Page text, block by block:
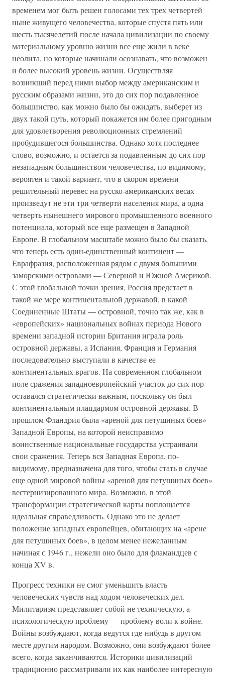
временем мог быть решен голосами тех трех четвертей
ныне живущего человечества, которые спустя пять или
шесть тысячелетий после начала цивилизации по своему
материальному уровню жизни все еще жили в веке
неолита, но которые начинали осознавать, что возможен
и более высокий уровень жизни. Осуществляя
возникший перед ними выбор между американским и
русским образами жизни, это до сих пор подавленное
большинство, как можно было бы ожидать, выберет из
двух такой путь, который покажется им более пригодным
для удовлетворения революционных стремлений
пробудившегося большинства. Однако хотя последнее
слово, возможно, и остается за подавленным до сих пор
незападным большинством человечества, по-видимому,
вероятен и такой вариант, что в скором времени
решительный перевес на русско-американских весах
произведут не эти три четверти населения мира, а одна
четверть нынешнего мирового промышленного военного
потенциала, который все еще размещен в Западной
Европе. В глобальном масштабе можно было бы сказать,
что теперь есть один-единственный континент —
Еврафразия, расположенная рядом с двумя большими
заморскими островами — Северной и Южной Америкой.
С этой глобальной точки зрения, Россия предстает в
такой же мере континентальной державой, в какой
Соединенные Штаты — островной, точно так же, как в
«европейских» национальных войнах периода Нового
времени западной истории Британия играла роль
островной державы, а Испания, Франция и Германия
последовательно выступали в качестве ее
континентальных врагов. На современном глобальном
поле сражения западноевропейский участок до сих пор
оставался стратегически важным, поскольку он был
континентальным плацдармом островной державы. В
прошлом Фландрия была «ареной для петушиных боев»
Западной Европы, на которой неисправимо
воинственные национальные государства устраивали
свои сражения. Теперь вся Западная Европа, по-
видимому, предназначена для того, чтобы стать в случае
еще одной мировой войны «ареной для петушиных боев»
вестернизированного мира. Возможно, в этой
трансформации стратегической карты воплощается
идеальная справедливость. Однако это не делает
положение западных европейцев, обитающих на «арене
для петушиных боев», в целом менее нежеланным
начиная с 1946 г., нежели оно было для фламандцев с
конца XV в.
Прогресс техники не смог уменьшить власть
человеческих чувств над ходом человеческих дел.
Милитаризм представляет собой не техническую, а
психологическую проблему — проблему воли к войне.
Войны возбуждают, когда ведутся где-нибудь в другом
месте другим народом. Возможно, они возбуждают более
всего, когда заканчиваются. Историки цивилизаций
традиционно рассматривали их как наиболее интересную